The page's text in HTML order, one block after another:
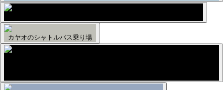
カヤオのシャトルバス乗り場